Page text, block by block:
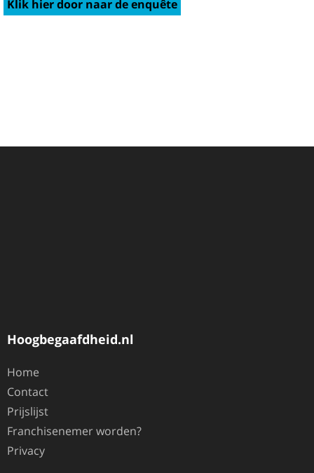
Klik hier door naar de enquête
Hoogbegaafdheid.nl
Home
Contact
Prijslijst
Franchisenemer worden?
Privacy